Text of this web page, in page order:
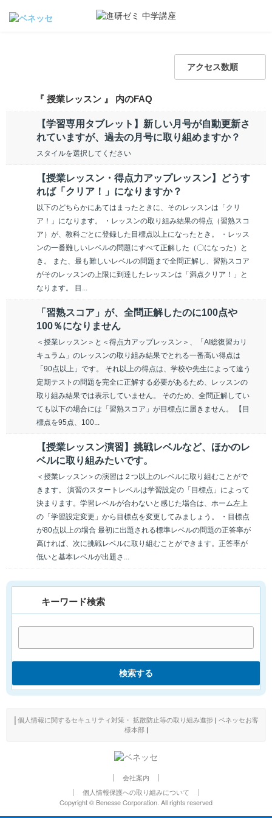
アクセス数順
『 授業レッスン 』 内のFAQ
【学習専用タブレット】新しい月号が自動更新さ
れていますが、過去の月号に取り組めますか？
スタイルを選択してください
【授業レッスン・得点力アップレッスン】どうす
れば「クリア！」になりますか？
以下のどちらかにあてはまったときに、そのレッスンは「クリ
ア！」になります。 ・レッスンの取り組み結果の得点（習熟スコ
ア）が、教科ごとに登録した目標点以上になったとき。 ・レッス
ンの一番難しいレベルの問題にすべて正解した（〇になった）と
き。 また、最も難しいレベルの問題まで全問正解し、習熟スコア
がそのレッスンの上限に到達したレッスンは「満点クリア！」と
なります。 目...
「習熟スコア」が、全問正解したのに100点や
100％になりません
＜授業レッスン＞と＜得点力アップレッスン＞、「AI総復習カリ
キュラム」のレッスンの取り組み結果でとれる一番高い得点は
「90点以上」です。 それ以上の得点は、学校や先生によって違う
定期テストの問題を完全に正解する必要があるため、レッスンの
取り組み結果では表示していません。 そのため、全問正解してい
ても以下の場合には「習熟スコア」が目標点に届きません。 【目
標点を95点、100...
【授業レッスン演習】挑戦レベルなど、ほかのレ
ベルに取り組みたいです。
＜授業レッスン＞の演習は２つ以上のレベルに取り組むことがで
きます。 演習のスタートレベルは学習設定の「目標点」によって
決まります。学習レベルが合わないと感じた場合は、ホーム左上
の「学習設定変更」から目標点を変更してみましょう。 ・目標点
が80点以上の場合 最初に出題される標準レベルの問題の正答率が
高ければ、次に挑戦レベルに取り組むことができます。正答率が
低いと基本レベルが出題さ...
キーワード検索
検索する
個人情報に関するセキュリティ対策・ 拡散防止等の取り組み進捗 | ベネッセお客
様本部|
会社案内
個人情報保護への取り組みについて
Copyright © Benesse Corporation. All rights reserved